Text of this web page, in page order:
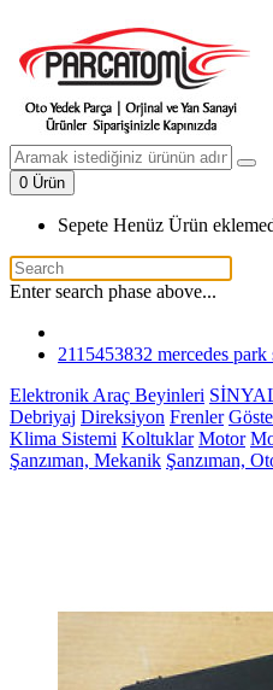
0 Ürün
Sepete Henüz Ürün
Enter search phase above...
2115453832 mercedes park
Elektronik Araç Beyinleri
Debriyaj Direksiyon Frenler
Klima Sistemi Koltuklar Motor
Şanzıman, Mekanik Şanzıman,